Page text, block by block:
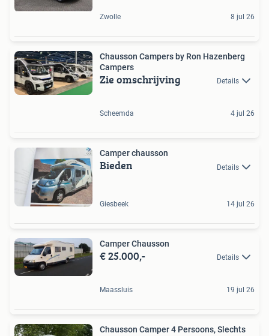
Zwolle 8 jul 26
Chausson Campers by Ron Hazenberg
Campers
Zie omschrijving Details
Scheemda 4 jul 26
Camper chausson
Bieden Details
Giesbeek 14 jul 26
Camper Chausson
€ 25.000,- Details
Maassluis 19 jul 26
Chausson Camper 4 Persoons, Slechts